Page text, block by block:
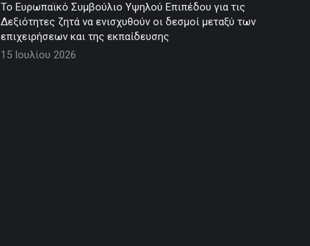
Το Ευρωπαϊκό Συμβούλιο Υψηλού Επιπέδου για τις
Δεξιότητες ζητά να ενισχυθούν οι δεσμοί μεταξύ των
επιχειρήσεων και της εκπαίδευσης
15 Ιουλίου 2026